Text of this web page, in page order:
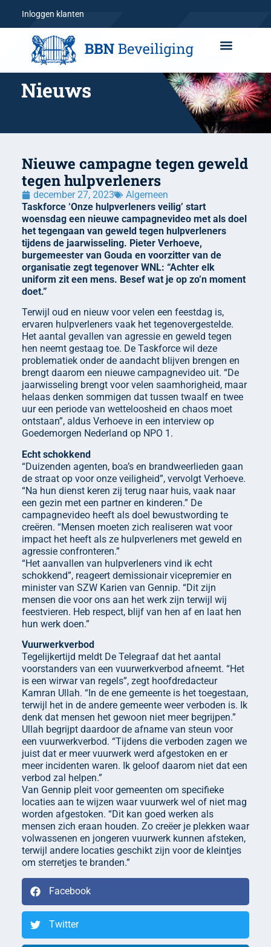
Inloggen klanten
Nieuws
Nieuwe campagne tegen geweld
tegen hulpverleners
december 27, 2023
Algemeen
Taskforce ‘Onze hulpverleners veilig’ start
woensdag een nieuwe campagnevideo met als doel
het tegengaan van geweld tegen hulpverleners
tijdens de jaarwisseling. Pieter Verhoeve,
burgemeester van Gouda en voorzitter van de
organisatie zegt tegenover WNL: “Achter elk
uniform zit een mens. Besef wat je op zo’n moment
doet.”
Terwijl oud en nieuw voor velen een feestdag is,
ervaren hulpverleners vaak het tegenovergestelde.
Het aantal gevallen van agressie en geweld tegen
hen neemt gestaag toe. De Taskforce wil deze
problematiek onder de aandacht blijven brengen en
brengt daarom een nieuwe campagnevideo uit. “De
jaarwisseling brengt voor velen saamhorigheid, maar
helaas denken sommigen dat tussen twaalf en twee
uur een periode van wetteloosheid en chaos moet
ontstaan”, aldus Verhoeve in een interview op
Goedemorgen Nederland op NPO 1.
Echt schokkend
“Duizenden agenten, boa’s en brandweerlieden gaan
de straat op voor onze veiligheid”, vervolgt Verhoeve.
“Na hun dienst keren zij terug naar huis, vaak naar
een gezin met een partner en kinderen.” De
campagnevideo heeft als doel bewustwording te
creëren. “Mensen moeten zich realiseren wat voor
impact het heeft als ze hulpverleners met geweld en
agressie confronteren.”
“Het aanvallen van hulpverleners vind ik echt
schokkend”, reageert demissionair vicepremier en
minister van SZW Karien van Gennip. “Dit zijn
mensen die voor ons aan het werk zijn terwijl wij
feestvieren. Heb respect, blijf van hen af en laat hen
hun werk doen.”
Vuurwerkverbod
Tegelijkertijd meldt De Telegraaf dat het aantal
voorstanders van een vuurwerkverbod afneemt. “Het
is een wirwar van regels”, zegt hoofdredacteur
Kamran Ullah. “In de ene gemeente is het toegestaan,
terwijl het in de andere gemeente weer verboden is. Ik
denk dat mensen het gewoon niet meer begrijpen.”
Ullah begrijpt daardoor de afname van steun voor
een vuurwerkverbod. “Tijdens die verboden zagen we
juist dat er meer vuurwerk werd afgestoken en er
meer incidenten waren. Ik geloof daarom niet dat een
verbod zal helpen.”
Van Gennip pleit voor gemeenten om specifieke
locaties aan te wijzen waar vuurwerk wel of niet mag
worden afgestoken. “Dit kan goed werken als
mensen zich eraan houden. Zo creëer je plekken waar
volwassenen en jongeren vuurwerk kunnen afsteken,
terwijl andere locaties geschikt zijn voor de kleintjes
om sterretjes te branden.”
Facebook
Twitter